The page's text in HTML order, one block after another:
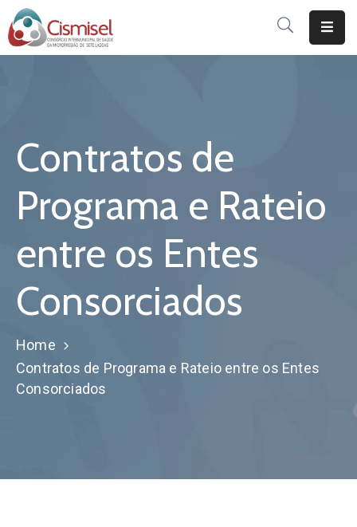
Institucional
Consorciados
Notícias
Dúvidas
Pública
Contato
Contratos de
Programa e Rateio
entre os Entes
Consorciados
Home
Contratos de Programa e Rateio entre os Entes
Consorciados